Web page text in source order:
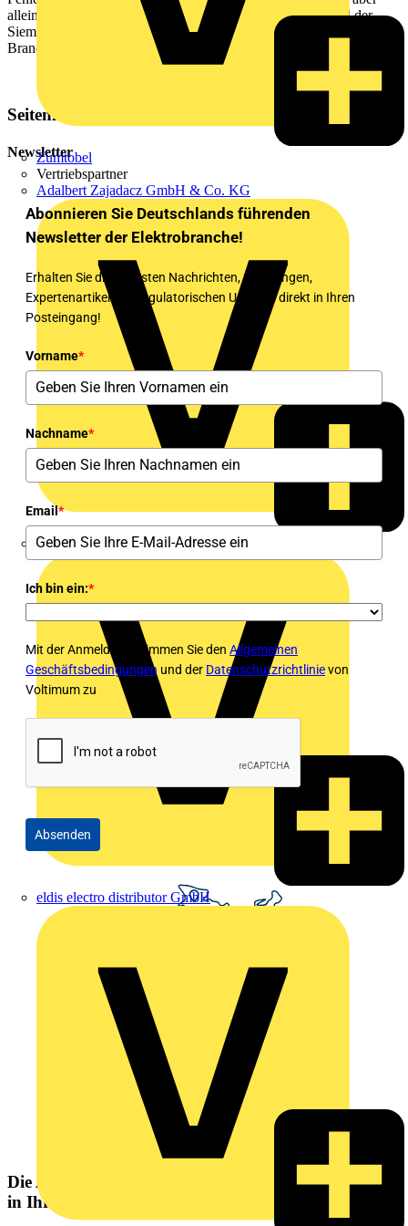
Zumtobel
Vertriebspartner
Adalbert Zajadacz GmbH & Co. KG
Alexander Bürkle GmbH & Co. KG
eldis electro distributor GmbH
alleine keine ausreichende Sicherheit! In diesem Video wird der
Siemens FI/LS Schalter in 1 TE vorgestellt und mit dem AFDD
Brandschutzschalter Block kombiniert.
Seitenleiste
Newsletter
Abonnieren Sie Deutschlands führenden
Newsletter der Elektrobranche!
Erhalten Sie die neuesten Nachrichten, Schulungen,
Expertenartikel und regulatorischen Updates direkt in Ihren
Posteingang!
Vorname*
Nachname*
Email*
Ich bin ein:*
Mit der Anmeldung stimmen Sie den Allgemeinen
Geschäftsbedingungen und der Datenschutzrichtlinievon
Voltimum zu
Absenden
Die Altlampen Sammelstelle
in Ihrer Nähe